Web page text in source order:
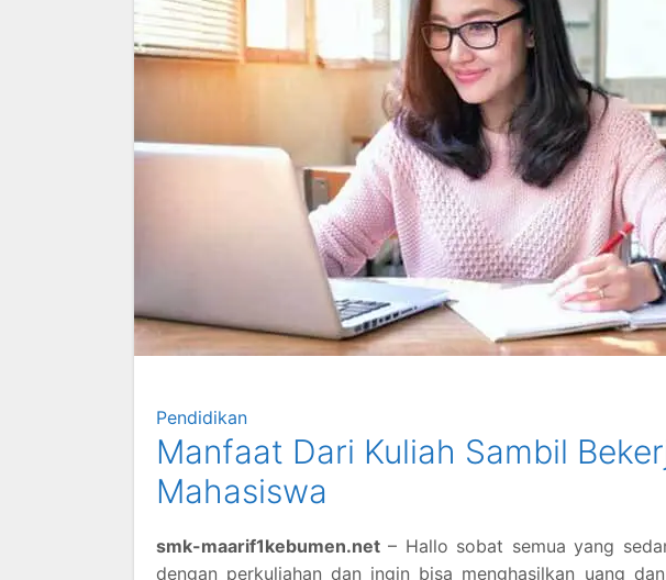
Pendidikan
Manfaat Dari Kuliah Sambil
Mahasiswa
smk-maarif1kebumen.net – Hallo sobat semua yang
dengan perkuliahan dan ingin bisa menghasilkan uang